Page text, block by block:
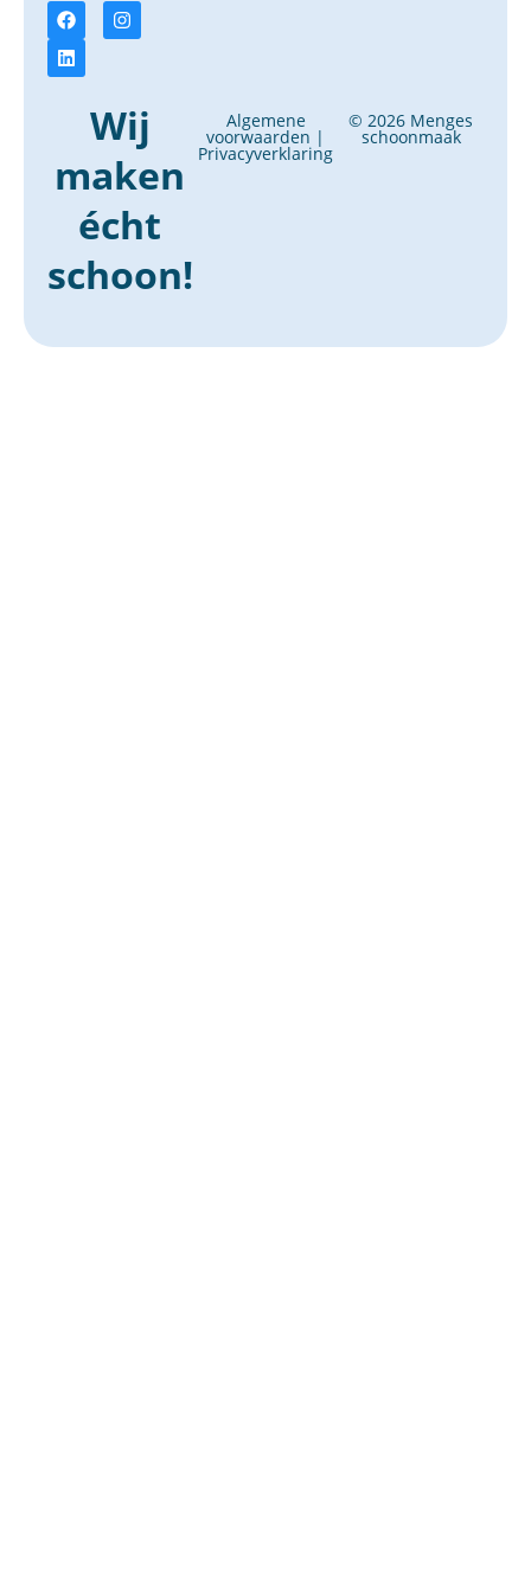
Wij
maken
écht
schoon!
© 2026 Menges
schoonmaak
Algemene
voorwaarden |
Privacyverklaring